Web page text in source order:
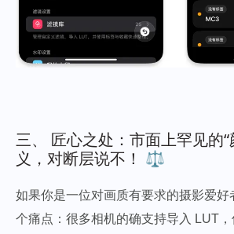
三、 匠心之处：市面上罕见的“
义，对断层说不！ ⚖️
如果你是一位对画质有要求的摄影爱好
个痛点：很多相机的确支持导入 LUT